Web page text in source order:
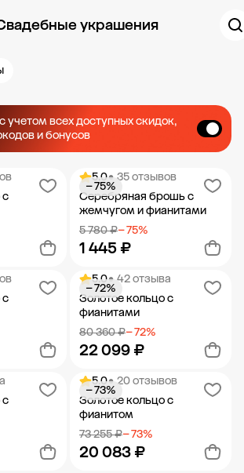
украшения
учетом всех доступных скидок,
и бонусов
с
корзину
5.0• 35 отзывов
Серебряная брошь с
жемчугом и фианитами
5 780 ₽− 75%
1 445 ₽
− 75%
Добавить в корзину
с
корзину
5.0• 42 отзыва
Золотое кольцо с
фианитами
80 360 ₽− 72%
22 099 ₽
− 72%
Добавить в корзину
с
5.0• 20 отзывов
Золотое кольцо с
фианитом
73 255 ₽− 73%
20 083 ₽
− 73%